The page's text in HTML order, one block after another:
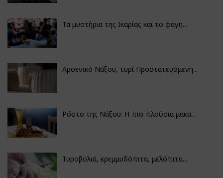
Τα μυστήρια της Ικαρίας και το φαγη...
Αρσενικό Νάξου, τυρί Προστατευόμενη...
Ρόστο της Νάξου: Η πιο πλούσια μακα...
Τυροβολιά, κρεμμυδόπιτα, μελόπιτα...